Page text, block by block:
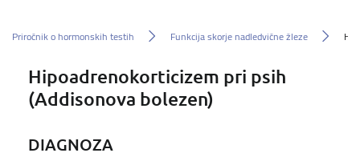
Priročnik o hormonskih testih Funkcija skorje nadledvične žleze
Hipoadrenokorticizem pri psih
(Addisonova bolezen)
DIAGNOZA